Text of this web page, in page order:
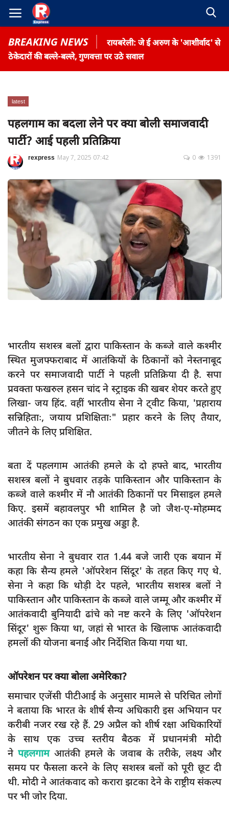
BREAKING NEWS
रायबरेली: जे ई अरुण के 'आशीर्वाद' से
ठेकेदारों की बल्ले-बल्ले, गुणवत्ता पर उठे सवाल
Contact
Terms & Conditions
रोजगार समाचार
About US
Privacy Policy
App verify
समस्या
Covid-19
अपराध
स्वास्थ्य
साक्षात्कार
सामाजिक
खेल
latest
दुर्घटना
editors-pick
Login
English
latest
पहलगाम का बदला लेने पर क्या बोली समाजवादी
पार्टी? आई पहली प्रतिक्रिया
rexpress May 7, 2025 07:42 1391
0
भारतीय सशस्त्र बलों द्वारा पाकिस्तान के कब्जे वाले कश्मीर
स्थित मुजफ्फराबाद में आतंकियों के ठिकानों को नेस्तनाबूद
करने पर समाजवादी पार्टी ने पहली प्रतिक्रिया दी है. सपा
प्रवक्ता फखरुल हसन चांद ने स्ट्राइक की खबर शेयर करते हुए
लिखा- जय हिंद. वहीं भारतीय सेना ने ट्वीट किया, 'प्रहाराय
सन्निहिताः, जयाय प्रशिक्षिताः" प्रहार करने के लिए तैयार,
जीतने के लिए प्रशिक्षित.
बता दें पहलगाम आतंकी हमले के दो हफ्ते बाद, भारतीय
सशस्त्र बलों ने बुधवार तड़के पाकिस्तान और पाकिस्तान के
कब्जे वाले कश्मीर में नौ आतंकी ठिकानों पर मिसाइल हमले
किए. इसमें बहावलपुर भी शामिल है जो जैश-ए-मोहम्मद
आतंकी संगठन का एक प्रमुख अड्डा है.
भारतीय सेना ने बुधवार रात 1.44 बजे जारी एक बयान में
कहा कि सैन्य हमले 'ऑपरेशन सिंदूर' के तहत किए गए थे.
सेना ने कहा कि थोड़ी देर पहले, भारतीय सशस्त्र बलों ने
पाकिस्तान और पाकिस्तान के कब्जे वाले जम्मू और कश्मीर में
आतंकवादी बुनियादी ढांचे को नष्ट करने के लिए 'ऑपरेशन
सिंदूर' शुरू किया था, जहां से भारत के खिलाफ आतंकवादी
हमलों की योजना बनाई और निर्देशित किया गया था.
ऑपरेशन पर क्या बोला अमेरिका?
समाचार एजेंसी पीटीआई के अनुसार मामले से परिचित लोगों
ने बताया कि भारत के शीर्ष सैन्य अधिकारी इस अभियान पर
करीबी नजर रख रहे हैं. 29 अप्रैल को शीर्ष रक्षा अधिकारियों
के साथ एक उच्च स्तरीय बैठक में प्रधानमंत्री मोदी
नेपहलगामआतंकी हमले के जवाब के तरीके, लक्ष्य और
समय पर फैसला करने के लिए सशस्त्र बलों को पूरी छूट दी
थी. मोदी ने आतंकवाद को करारा झटका देने के राष्ट्रीय संकल्प
पर भी जोर दिया.